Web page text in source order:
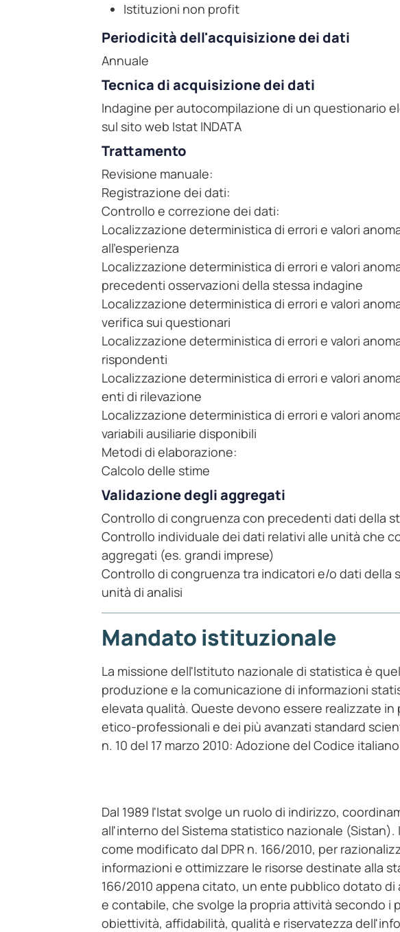
Istituzioni non profit
Periodicità dell'acquisizione dei dati
Annuale
Tecnica di acquisizione dei dati
Indagine per autocompilazione di un questionario
sul sito web Istat INDATA
Trattamento
Revisione manuale:
Registrazione dei dati:
Controllo e correzione dei dati:
Localizzazione deterministica di errori e valori
all'esperienza
Localizzazione deterministica di errori e valori
precedenti osservazioni della stessa indagine
Localizzazione deterministica di errori e valori
verifica sui questionari
Localizzazione deterministica di errori e valori
rispondenti
Localizzazione deterministica di errori e valori
enti di rilevazione
Localizzazione deterministica di errori e valori
variabili ausiliarie disponibili
Metodi di elaborazione:
Calcolo delle stime
Validazione degli aggregati
Controllo di congruenza con precedenti dati della
Controllo individuale dei dati relativi alle unità che
aggregati (es. grandi imprese)
Controllo di congruenza tra indicatori e/o dati della
unità di analisi
Mandato istituzionale
La missione dell'Istituto nazionale di statistica è
produzione e la comunicazione di informazioni
elevata qualità. Queste devono essere realizzate
etico-professionali e dei più avanzati standard
n. 10 del 17 marzo 2010: Adozione del Codice
Dal 1989 l'Istat svolge un ruolo di indirizzo,
all'interno del Sistema statistico nazionale
come modificato dal DPR n. 166/2010, per
informazioni e ottimizzare le risorse destinate alla
166/2010 appena citato, un ente pubblico dotato
e contabile, che svolge la propria attività secondo
obiettività, affidabilità, qualità e riservatezza